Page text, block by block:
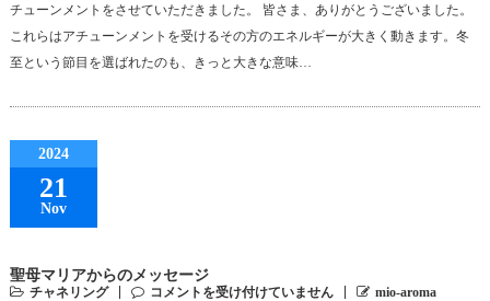
チューンメントをさせていただきました。 皆さま、ありがとうございました。
これらはアチューンメントを受けるその方のエネルギーが大きく動きます。冬
至という節目を選ばれたのも、きっと大きな意味…
2024
21
Nov
聖母マリアからのメッセージ
チャネリング コメントを受け付けていません mio-aroma